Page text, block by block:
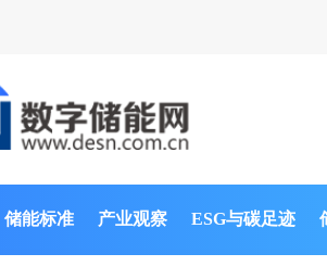
储能标准 产业观察 ESG与碳足迹